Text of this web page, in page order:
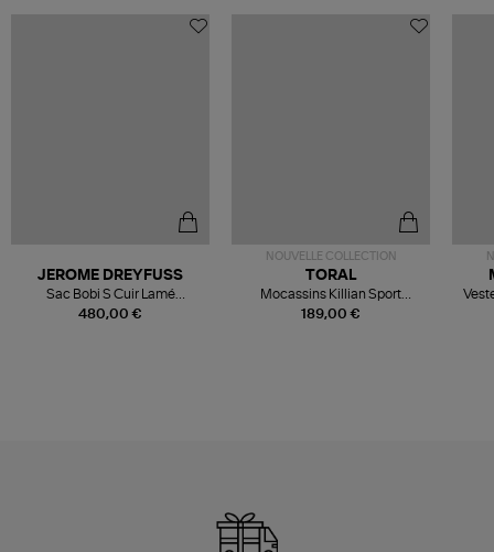
480,00 €
JEROME DREYFUSS
Sac Bobi S Cuir Lamé
Champagne
NOUVELLE COLLECTION
189,00 €
TORAL
Mocassins Killian Sport
Mousse